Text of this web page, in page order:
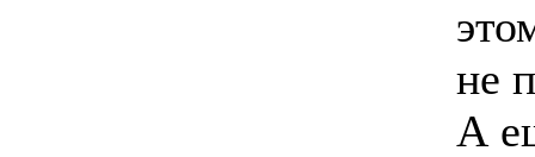
не
А